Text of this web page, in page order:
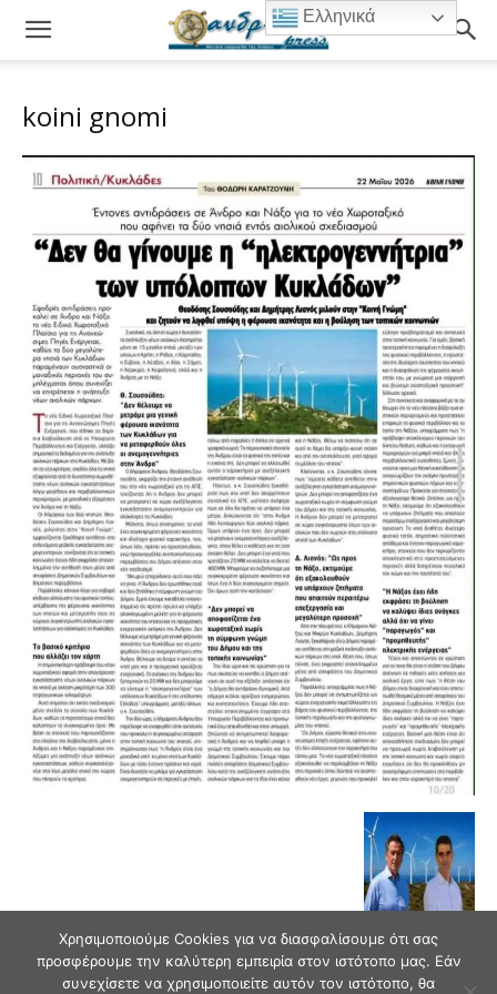
koini gnomi
Ελληνικά
Χρησιμοποιούμε Cookies για να διασφαλίσουμε ότι σας
προσφέρουμε την καλύτερη εμπειρία στον ιστότοπο μας. Εάν
συνεχίσετε να χρησιμοποιείτε αυτόν τον ιστότοπο, θα